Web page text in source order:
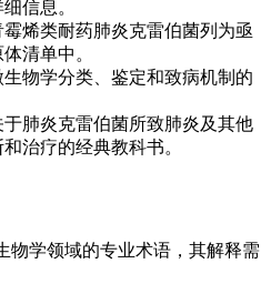
信息。
烯类耐药肺炎克雷伯菌列为亟
清单中。
物学分类、鉴定和致病机制的
肺炎克雷伯菌所致肺炎及其他
治疗的经典教科书。
物学领域的专业术语，其解释需